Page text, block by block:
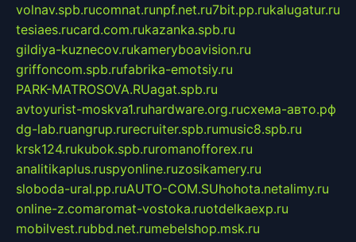
volnav.spb.rucomnat.runpf.net.ru7bit.pp.rukalugatur.ru
tesiaes.rucard.com.rukazanka.spb.ru
gildiya-kuznecov.rukameryboavision.ru
griffoncom.spb.rufabrika-emotsiy.ru
PARK-MATROSOVA.RUagat.spb.ru
avtoyurist-moskva1.ruhardware.org.ruсхема-авто.рф
dg-lab.ruangrup.rurecruiter.spb.rumusic8.spb.ru
krsk124.rukubok.spb.ruromanofforex.ru
analitikaplus.ruspyonline.ruzosikamery.ru
sloboda-ural.pp.ruAUTO-COM.SUhohota.netalimy.ru
online-z.comaromat-vostoka.ruotdelkaexp.ru
mobilvest.rubbd.net.rumebelshop.msk.ru